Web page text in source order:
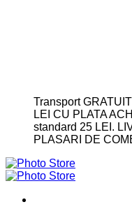
Transport
LEI CU PLATA
standard 25 LEI.
PLASARI DE